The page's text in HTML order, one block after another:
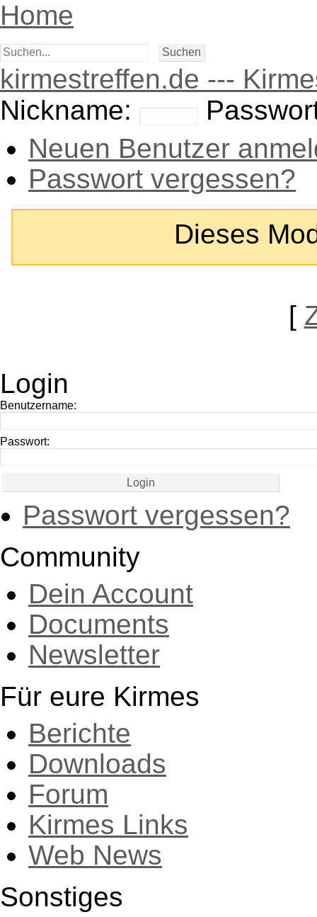
Home
kirmestreffen.de ---
Nickname:
Neuen Benutzer
Passwort vergessen?
Dieses
[
Login
Benutzername:
Passwort:
Passwort vergessen?
Community
Dein Account
Documents
Newsletter
Für eure Kirmes
Berichte
Downloads
Forum
Kirmes Links
Web News
Sonstiges